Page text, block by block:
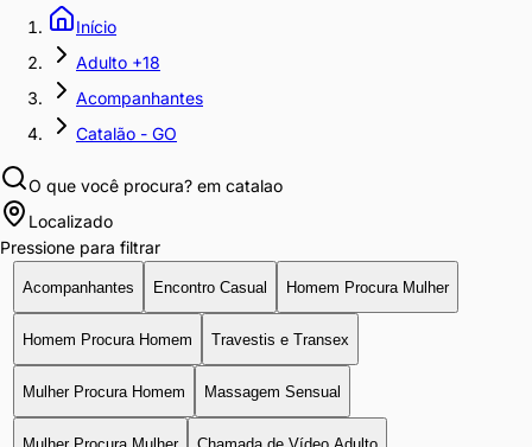
Início
Adulto +18
Acompanhantes
Catalão - GO
O que você procura? em catalao
Localizado
Pressione para filtrar
Acompanhantes Encontro Casual Homem Procura Mulher
Homem Procura Homem Travestis e Transex
Mulher Procura Homem Massagem Sensual
Mulher Procura Mulher Chamada de Vídeo Adulto